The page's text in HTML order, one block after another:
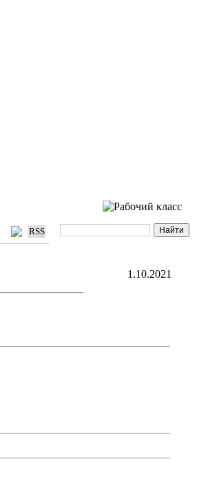
RSS
1.10.2021